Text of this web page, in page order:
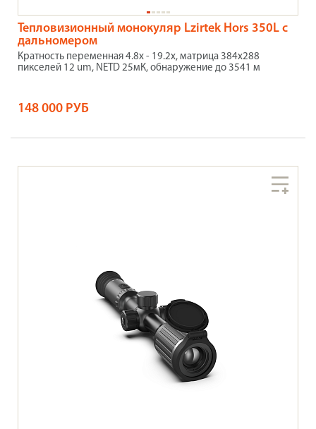
Тепловизионный монокуляр Lzirtek Hors 350L с
дальномером
Кратность переменная 4.8x - 19.2x, матрица 384х288
пикселей 12 um, NETD 25мК, обнаружение до 3541 м
148 000 РУБ